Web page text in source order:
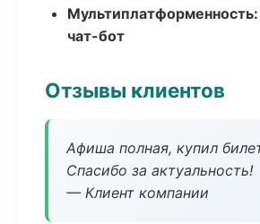
Мультиплатформенность:
чат-бот
Отзывы клиентов
Афиша полная, купил
Спасибо за актуальность!
— Клиент компании